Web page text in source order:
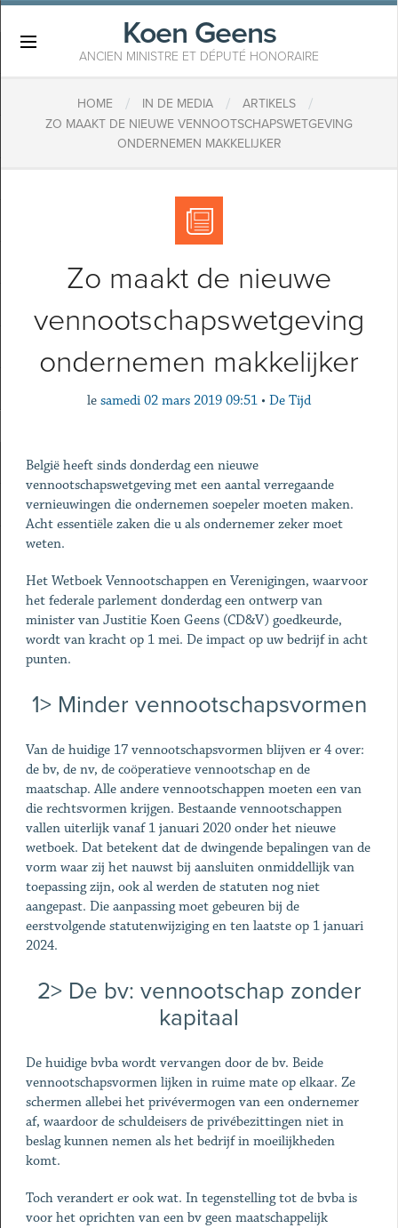
Koen Geens
ANCIEN MINISTRE ET DÉPUTÉ HONORAIRE
HOME / IN DE MEDIA / ARTIKELS /
ZO MAAKT DE NIEUWE VENNOOTSCHAPSWETGEVING
ONDERNEMEN MAKKELIJKER
Zo maakt de nieuwe
vennootschapswetgeving
ondernemen makkelijker
le samedi 02 mars 2019 09:51 • De Tijd
België heeft sinds donderdag een nieuwe
vennootschapswetgeving met een aantal verregaande
vernieuwingen die ondernemen soepeler moeten maken.
Acht essentiële zaken die u als ondernemer zeker moet
weten.
Het Wetboek Vennootschappen en Verenigingen, waarvoor
het federale parlement donderdag een ontwerp van
minister van Justitie Koen Geens (CD&V) goedkeurde,
wordt van kracht op 1 mei. De impact op uw bedrijf in acht
punten.
1> Minder vennootschapsvormen
Van de huidige 17 vennootschapsvormen blijven er 4 over:
de bv, de nv, de coöperatieve vennootschap en de
maatschap. Alle andere vennootschappen moeten een van
die rechtsvormen krijgen. Bestaande vennootschappen
vallen uiterlijk vanaf 1 januari 2020 onder het nieuwe
wetboek. Dat betekent dat de dwingende bepalingen van de
vorm waar zij het nauwst bij aansluiten onmiddellijk van
toepassing zijn, ook al werden de statuten nog niet
aangepast. Die aanpassing moet gebeuren bij de
eerstvolgende statutenwijziging en ten laatste op 1 januari
2024.
2> De bv: vennootschap zonder
kapitaal
De huidige bvba wordt vervangen door de bv. Beide
vennootschapsvormen lijken in ruime mate op elkaar. Ze
schermen allebei het privévermogen van een ondernemer
af, waardoor de schuldeisers de privébezittingen niet in
beslag kunnen nemen als het bedrijf in moeilijkheden
komt.
Toch verandert er ook wat. In tegenstelling tot de bvba is
voor het oprichten van een bv geen maatschappelijk